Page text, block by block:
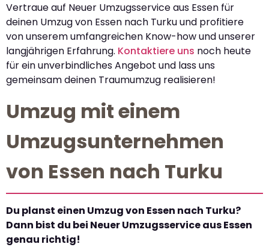
Vertraue auf Neuer Umzugsservice aus Essen für
deinen Umzug von Essen nach Turku und profitiere
von unserem umfangreichen Know-how und unserer
langjährigen Erfahrung. Kontaktiere uns noch heute
für ein unverbindliches Angebot und lass uns
gemeinsam deinen Traumumzug realisieren!
Umzug mit einem
Umzugsunternehmen
von Essen nach Turku
Du planst einen Umzug von Essen nach Turku?
Dann bist du bei Neuer Umzugsservice aus Essen
genau richtig!